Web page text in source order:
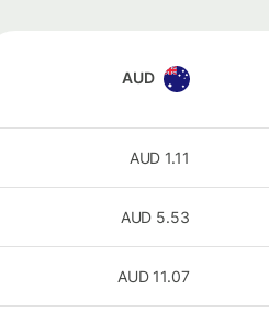
AUD
1.11
AUD
5.53
AUD
11.07
AUD